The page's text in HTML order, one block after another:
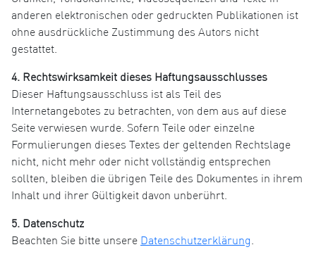
anderen elektronischen oder gedruckten Publikationen ist
ohne ausdrückliche Zustimmung des Autors nicht
gestattet.
4. Rechtswirksamkeit dieses Haftungsausschlusses
Dieser Haftungsausschluss ist als Teil des
Internetangebotes zu betrachten, von dem aus auf diese
Seite verwiesen wurde. Sofern Teile oder einzelne
Formulierungen dieses Textes der geltenden Rechtslage
nicht, nicht mehr oder nicht vollständig entsprechen
sollten, bleiben die übrigen Teile des Dokumentes in ihrem
Inhalt und ihrer Gültigkeit davon unberührt.
5. Datenschutz
Beachten Sie bitte unsere Datenschutzerklärung.